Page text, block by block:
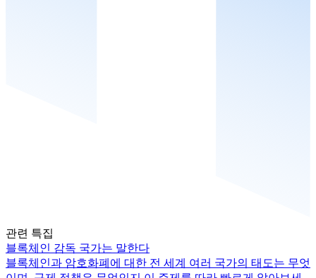
관련 특집
블록체인 감독 국가는 말한다
블록체인과 암호화폐에 대한 전 세계 여러 국가의 태도는 무엇